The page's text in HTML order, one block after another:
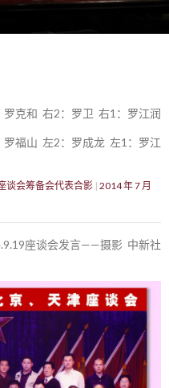
克和 右2：罗卫 右1：罗江润
福山 左2：罗成龙 左1：罗江
谈会筹备会代表合影 2014 年 7 月
座谈会发言——摄影 中新社